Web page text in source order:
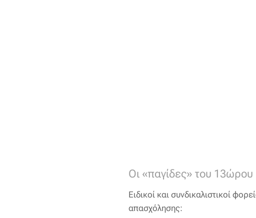
Οι «παγίδες» του 13ώρου
Ειδικοί και συνδικαλιστικοί
απασχόλησης: